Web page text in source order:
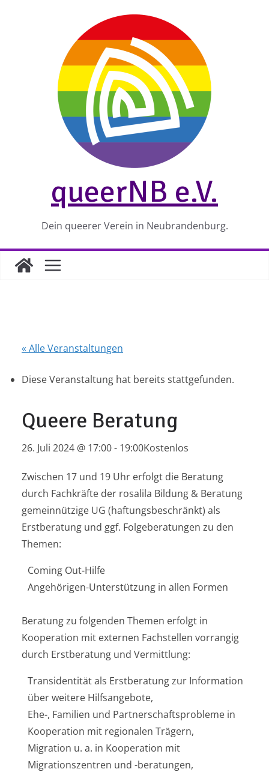
queerNB e.V.
Dein queerer Verein in Neubrandenburg.
« Alle Veranstaltungen
Diese Veranstaltung hat bereits stattgefunden.
Queere Beratung
26. Juli 2024 @ 17:00- 19:00Kostenlos
Zwischen 17 und 19 Uhr erfolgt die Beratung
durch Fachkräfte der rosalila Bildung & Beratung
gemeinnützige UG (haftungsbeschränkt) als
Erstberatung und ggf. Folgeberatungen zu den
Themen:
Coming Out-Hilfe
Angehörigen-Unterstützung in allen Formen
Beratung zu folgenden Themen erfolgt in
Kooperation mit externen Fachstellen vorrangig
durch Erstberatung und Vermittlung:
Transidentität als Erstberatung zur Information
über weitere Hilfsangebote,
Ehe-, Familien und Partnerschaftsprobleme in
Kooperation mit regionalen Trägern,
Migration u. a. in Kooperation mit
Migrationszentren und -beratungen,